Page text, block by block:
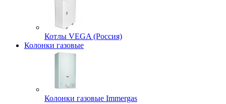
Котлы VEGA (Россия)
Колонки газовые
Колонки газовые Immergas